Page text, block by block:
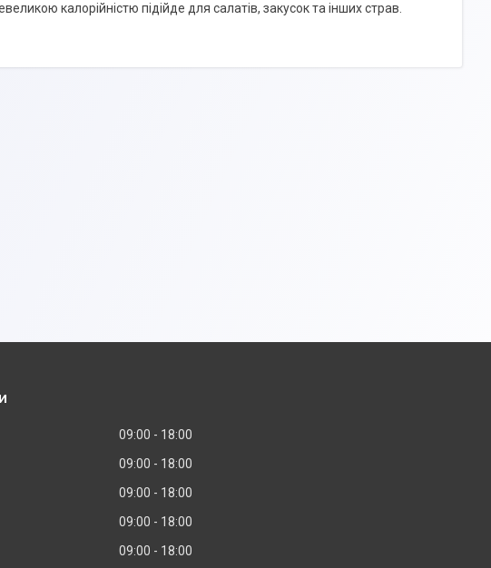
калорійністю підійде для салатів, закусок та інших страв.
09:00
18:00
09:00
18:00
09:00
18:00
09:00
18:00
09:00 18:00